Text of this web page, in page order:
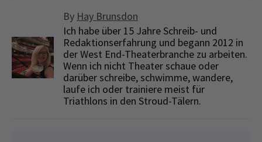
By Hay Brunsdon
Ich habe über 15 Jahre Schreib- und
Redaktionserfahrung und begann 2012 in
der West End-Theaterbranche zu arbeiten.
Wenn ich nicht Theater schaue oder
darüber schreibe, schwimme, wandere,
laufe ich oder trainiere meist für
Triathlons in den Stroud-Tälern.